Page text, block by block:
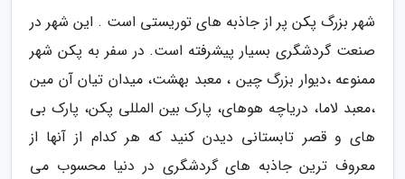
شهر بزرگ پکن پر از جاذبه های توریستی است . این شهر در
صنعت گردشگری بسیار پیشرفته است. در سفر به پکن شهر
ممنوعه ،دیوار بزرگ چین ، معبد بهشت، میدان تیان آن مین
،معبد لاما، دریاچه هوهای، پارک بین المللی پکن، پارک بی
های و قصر تابستانی دیدن کنید که هر کدام از آنها از
معروف ترین جاذبه های گردشگری در دنیا محسوب می